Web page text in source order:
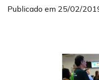
Publicado em 25/02/